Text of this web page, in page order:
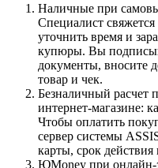
Наличные при
Специалист
уточнить время и
купюры. Вы
документы, вносите
товар и чек.
Безналичный расчет
интернет-магазине:
Чтобы оплатить
сервер системы
карты, срок
ЮMoney при онлайн-